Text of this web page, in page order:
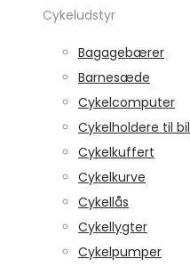
Cykeludstyr
Bagagebærer
Barnesæde
Cykelcomputer
Cykelholdere til bil
Cykelkuffert
Cykelkurve
Cykellås
Cykellygter
Cykelpumper